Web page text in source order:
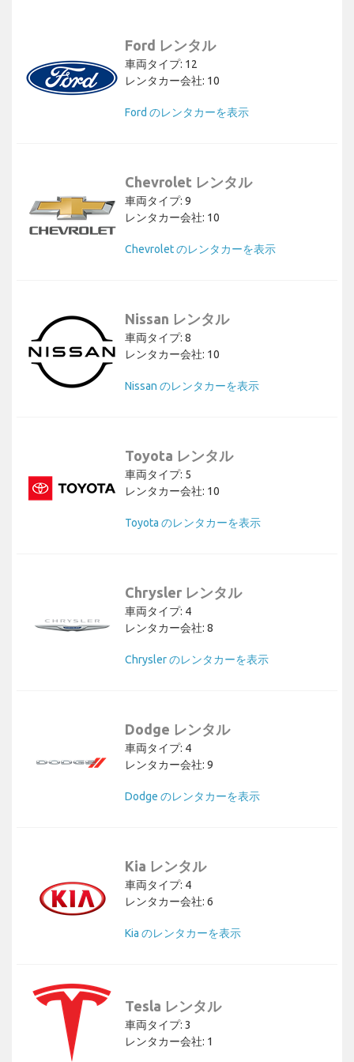
Ford レンタル
車両タイプ: 12
レンタカー会社: 10
Ford のレンタカーを表示
Chevrolet レンタル
車両タイプ: 9
レンタカー会社: 10
Chevrolet のレンタカーを表示
Nissan レンタル
車両タイプ: 8
レンタカー会社: 10
Nissan のレンタカーを表示
Toyota レンタル
車両タイプ: 5
レンタカー会社: 10
Toyota のレンタカーを表示
Chrysler レンタル
車両タイプ: 4
レンタカー会社: 8
Chrysler のレンタカーを表示
Dodge レンタル
車両タイプ: 4
レンタカー会社: 9
Dodge のレンタカーを表示
Kia レンタル
車両タイプ: 4
レンタカー会社: 6
Kia のレンタカーを表示
Tesla レンタル
車両タイプ: 3
レンタカー会社: 1